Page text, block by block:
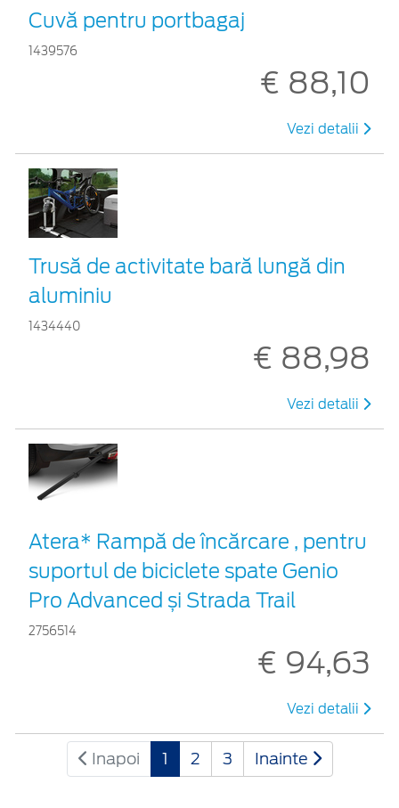
Cuvă pentru portbagaj
1439576
€ 88,10
Vezi detalii
Trusă de activitate bară lungă din
aluminiu
1434440
€ 88,98
Vezi detalii
Atera* Rampă de încărcare , pentru
suportul de biciclete spate Genio
Pro Advanced și Strada Trail
2756514
€ 94,63
Vezi detalii
Inapoi 1 2 3 Inainte